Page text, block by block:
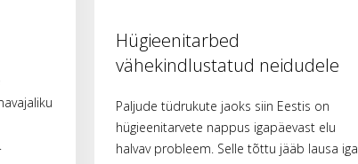
Hügieenitarbed
vähekindlustatud neidudele
Paljude tüdrukute jaoks siin Eestis on
hügieenitarvete nappus igapäevast elu
halvav probleem. Selle tõttu jääb lausa iga